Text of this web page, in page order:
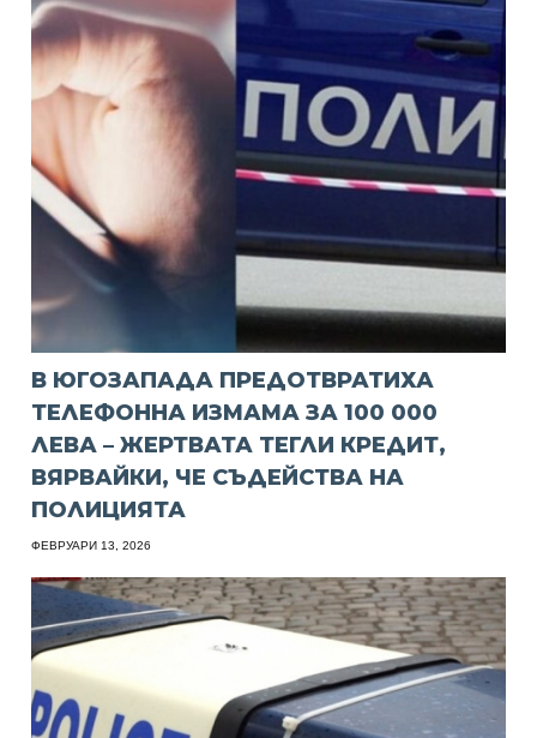
В ЮГОЗАПАДА ПРЕДОТВРАТИХА
ТЕЛЕФОННА ИЗМАМА ЗА 100 000
ЛЕВА – ЖЕРТВАТА ТЕГЛИ КРЕДИТ,
ВЯРВАЙКИ, ЧЕ СЪДЕЙСТВА НА
ПОЛИЦИЯТА
ФЕВРУАРИ 13, 2026